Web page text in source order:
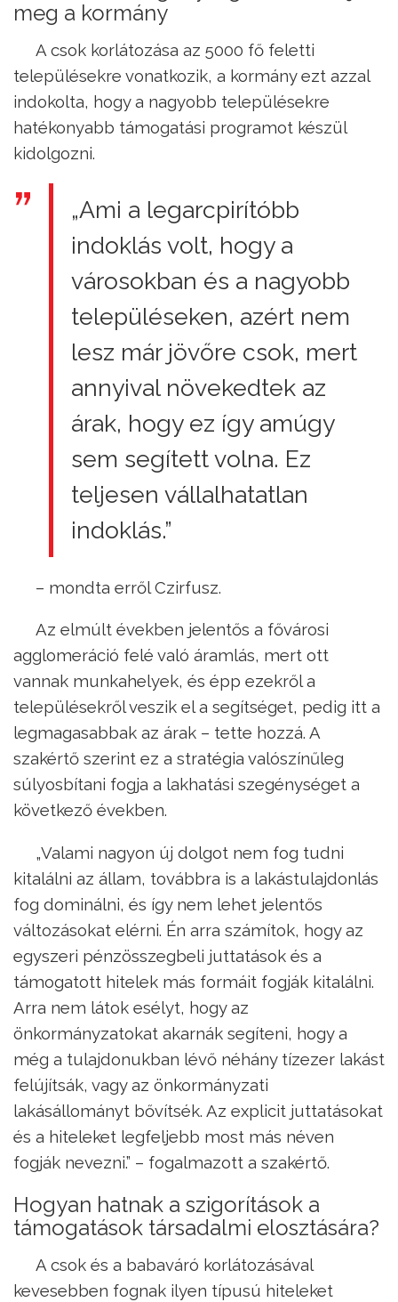
meg a kormány
A csok korlátozása az 5000 fő feletti
településekre vonatkozik, a kormány ezt azzal
indokolta, hogy a nagyobb településekre
hatékonyabb támogatási programot készül
kidolgozni.
„Ami a legarcpirítóbb
indoklás volt, hogy a
városokban és a nagyobb
településeken, azért nem
lesz már jövőre csok, mert
annyival növekedtek az
árak, hogy ez így amúgy
sem segített volna. Ez
teljesen vállalhatatlan
indoklás.”
– mondta erről Czirfusz.
Az elmúlt években jelentős a fővárosi
agglomeráció felé való áramlás, mert ott
vannak munkahelyek, és épp ezekről a
településekről veszik el a segítséget, pedig itt a
legmagasabbak az árak – tette hozzá. A
szakértő szerint ez a stratégia valószínűleg
súlyosbítani fogja a lakhatási szegénységet a
következő években.
„Valami nagyon új dolgot nem fog tudni
kitalálni az állam, továbbra is a lakástulajdonlás
fog dominálni, és így nem lehet jelentős
változásokat elérni. Én arra számítok, hogy az
egyszeri pénzösszegbeli juttatások és a
támogatott hitelek más formáit fogják kitalálni.
Arra nem látok esélyt, hogy az
önkormányzatokat akarnák segíteni, hogy a
még a tulajdonukban lévő néhány tízezer lakást
felújítsák, vagy az önkormányzati
lakásállományt bővítsék. Az explicit juttatásokat
és a hiteleket legfeljebb most más néven
fogják nevezni.” – fogalmazott a szakértő.
Hogyan hatnak a szigorítások a
támogatások társadalmi elosztására?
A csok és a babaváró korlátozásával
kevesebben fognak ilyen típusú hiteleket